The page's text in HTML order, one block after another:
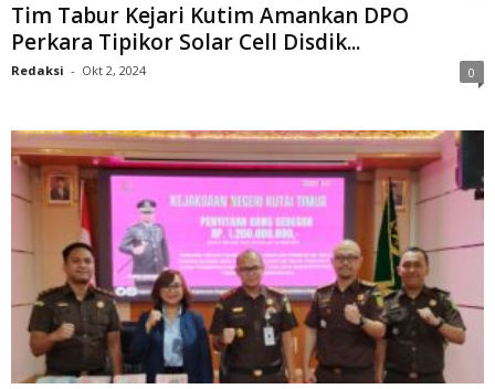
Tim Tabur Kejari Kutim Amankan DPO
Perkara Tipikor Solar Cell Disdik...
Redaksi - Okt 2, 2024 0